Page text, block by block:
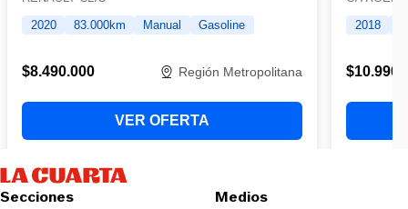
Secciones
Medios